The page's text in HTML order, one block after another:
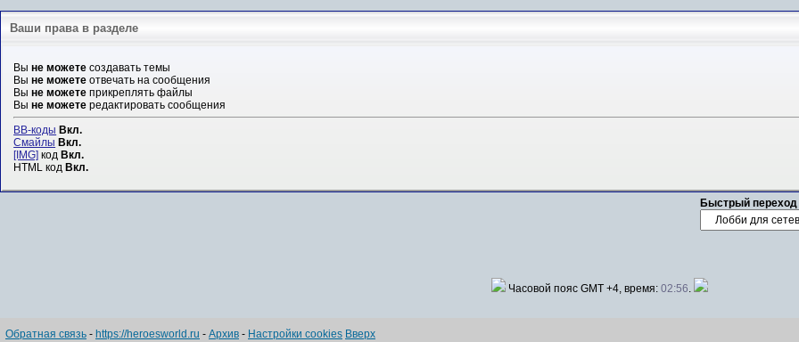
Ваши права в разделе
Выне можете создавать темы
Выне можете отвечать на сообщения
Выне можете прикреплять файлы
Выне можете редактировать сообщения
BB-коды Вкл.
Смайлы Вкл.
[IMG] код Вкл.
HTML код Вкл.
Быстрый переход
Часовой пояс GMT +4, время: 02:56.
Обратная связь - https://heroesworld.ru - Архив - Настройки cookies Вверх